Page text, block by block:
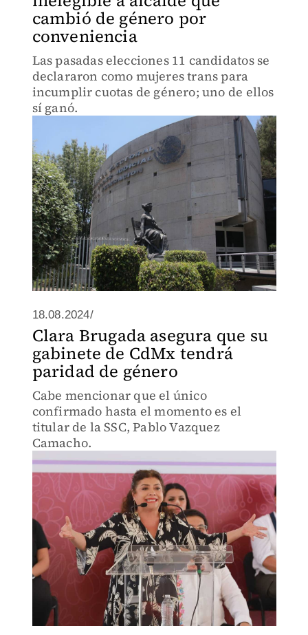
cambió de género por
conveniencia
Las pasadas elecciones 11 candidatos se
declararon como mujeres trans para
incumplir cuotas de género; uno de ellos
sí ganó.
18.08.2024/
Clara Brugada asegura que su
gabinete de CdMx tendrá
paridad de género
Cabe mencionar que el único
confirmado hasta el momento es el
titular de la SSC, Pablo Vazquez
Camacho.